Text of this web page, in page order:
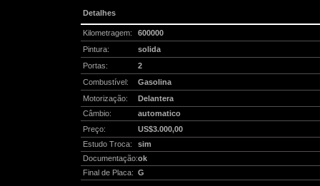
Detalhes
Kilometragem:
600000
Pintura:
solida
Portas:
2
Combustível:
Gasolina
Motorização:
Delantera
Câmbio:
automatico
Preço:
US$3.000,00
Estudo Troca:
sim
Documentação:ok
Final de Placa: G